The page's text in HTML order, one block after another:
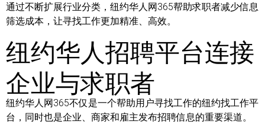
通过不断扩展行业分类，纽约华人网365帮助求职者减少信息
筛选成本，让寻找工作更加精准、高效。
纽约华人招聘平台连接
企业与求职者
纽约华人网365不仅是一个帮助用户寻找工作的纽约找工作平
台，同时也是企业、商家和雇主发布招聘信息的重要渠道。